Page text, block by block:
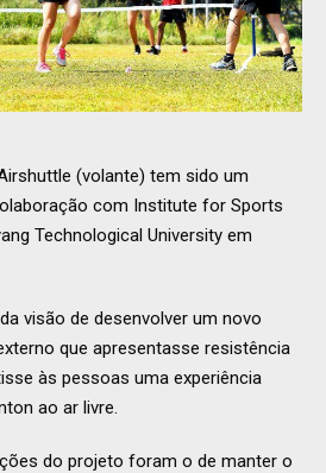
(volante) tem sido um
com Institute for Sports
Technological University em
visão de desenvolver um novo
que apresentasse resistência
às pessoas uma experiência
ao ar livre.
do projeto foram o de manter o